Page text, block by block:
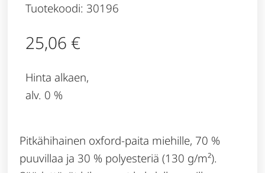
Tuotekoodi: 30196
25,06 €
Hinta alkaen,
alv. 0 %
Pitkähihainen oxford-paita miehille, 70 %
puuvillaa ja 30 % polyesteriä (130 g/m²).